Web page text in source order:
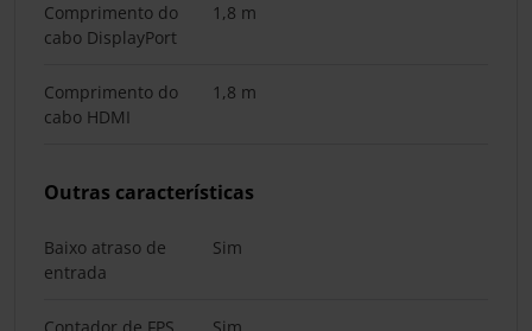
Comprimento do
cabo DisplayPort
1,8 m
Comprimento do
cabo HDMI
1,8 m
Outras características
Baixo atraso de
entrada
Sim